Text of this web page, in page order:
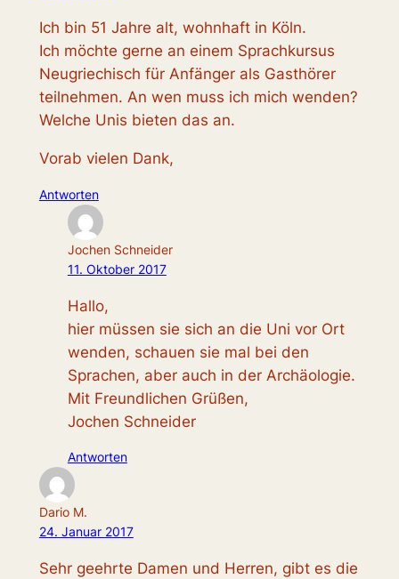
Ich bin 51 Jahre alt, wohnhaft in Köln.
Ich möchte gerne an einem Sprachkursus
Neugriechisch für Anfänger als Gasthörer
teilnehmen. An wen muss ich mich wenden?
Welche Unis bieten das an.
Vorab vielen Dank,
Antworten
Jochen Schneider
11. Oktober 2017
Hallo,
hier müssen sie sich an die Uni vor Ort
wenden, schauen sie mal bei den
Sprachen, aber auch in der Archäologie.
Mit Freundlichen Grüßen,
Jochen Schneider
Antworten
Dario M.
24. Januar 2017
Sehr geehrte Damen und Herren, gibt es die